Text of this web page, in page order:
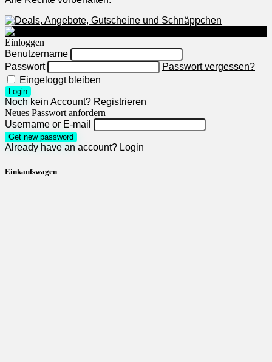
Einloggen
Benutzername
Passwort
Passwort vergessen?
Eingeloggt bleiben
Login
Noch kein Account? Registrieren
Neues Passwort anfordern
Username or E-mail
Get new password
Already have an account? Login
Einkaufswagen